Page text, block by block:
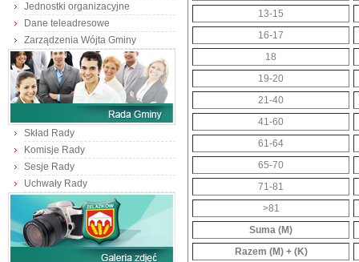
Jednostki organizacyjne
Dane teleadresowe
Zarządzenia Wójta Gminy
Skład Rady
Komisje Rady
Sesje Rady
Uchwały Rady
13-15
16-17
18
19-20
21-40
41-60
61-64
65-70
71-81
>81
Suma (M)
Razem (M) + (K)